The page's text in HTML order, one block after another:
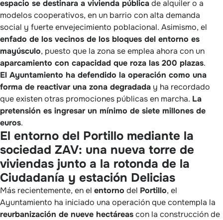
espacio se destinara a vivienda públicade alquiler o a
modelos cooperativos, en un barrio con alta demanda
social y fuerte envejecimiento poblacional. Asimismo, el
enfado de los vecinos de los bloques del entorno es
mayúsculo, puesto que la zona se emplea ahora con un
aparcamiento con capacidad que roza las 200 plazas.
El Ayuntamiento ha defendido la operación como una
forma de reactivar una zona degradada y ha recordado
que existen otras promociones públicas en marcha. La
pretensión es ingresar un mínimo de siete millones de
euros.
El entorno del Portillo mediante la
sociedad ZAV: una nueva torre de
viviendas junto a la rotonda de la
Ciudadanía y estación Delicias
Más recientemente, en el entorno del Portillo, el
Ayuntamiento ha iniciado una operación que contempla la
reurbanización de nueve hectáreascon la construcción de